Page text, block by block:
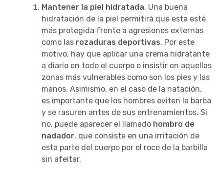
Mantener la piel hidratada. Una buena
hidratación de la piel permitirá que esta esté
más protegida frente a agresiones externas
como las rozaduras deportivas. Por este
motivo, hay que aplicar una crema hidratante
a diario en todo el cuerpo e insistir en aquellas
zonas más vulnerables como son los pies y las
manos. Asimismo, en el caso de la natación,
es importante que los hombres eviten la barba
y se rasuren antes de sus entrenamientos. Si
no, puede aparecer el llamado hombro de
nadador, que consiste en una irritación de
esta parte del cuerpo por el roce de la barbilla
sin afeitar.